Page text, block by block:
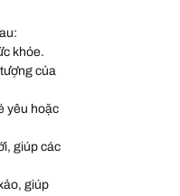
khỏe.
của
yêu hoặc
giúp các
giúp